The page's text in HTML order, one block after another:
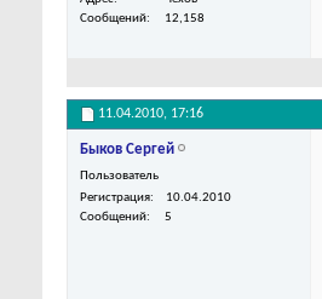
Сообщений
12,158
11.04.2010, 17:16
Быков Сергей
Пользователь
Регистрация
10.04.2010
Сообщений
5